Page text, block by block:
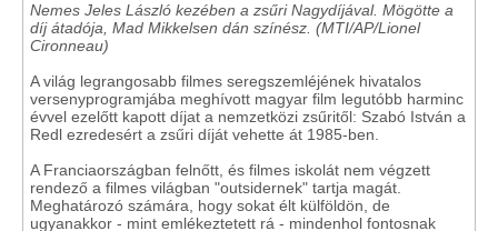
Nemes Jeles László kezében a zsűri Nagydíjával. Mögötte a
díj átadója, Mad Mikkelsen dán színész. (MTI/AP/Lionel
Cironneau)
A világ legrangosabb filmes seregszemléjének hivatalos
versenyprogramjába meghívott magyar film legutóbb harminc
évvel ezelőtt kapott díjat a nemzetközi zsűritől: Szabó István a
Redl ezredesért a zsűri díját vehette át 1985-ben.
A Franciaországban felnőtt, és filmes iskolát nem végzett
rendező a filmes világban "outsidernek" tartja magát.
Meghatározó számára, hogy sokat élt külföldön, de
ugyanakkor - mint emlékeztetett rá - mindenhol fontosnak